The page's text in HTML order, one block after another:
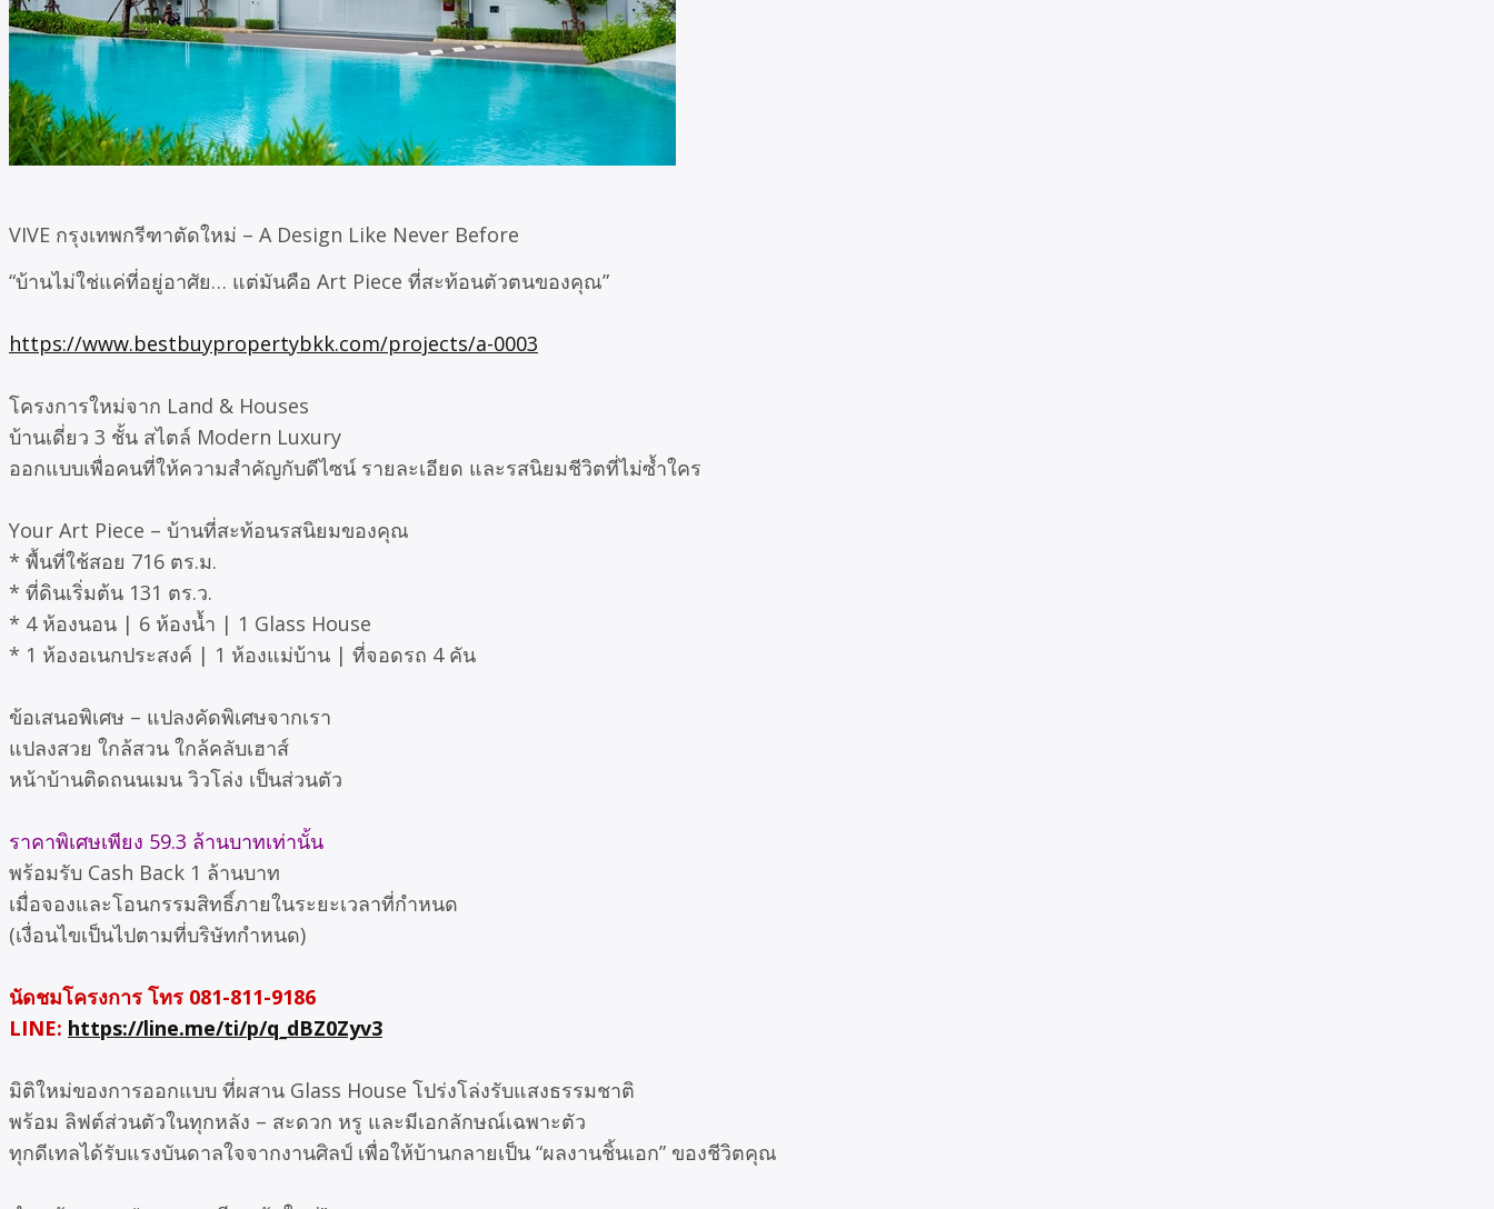
VIVE กรุงเทพกรีฑาตัดใหม่ – A Design Like Never Before
“บ้านไม่ใช่แค่ที่อยู่อาศัย… แต่มันคือ Art Piece ที่สะท้อนตัวตนของคุณ”
https://www.bestbuypropertybkk.com/projects/a-0003
โครงการใหม่จาก Land & Houses
บ้านเดี่ยว 3 ชั้น สไตล์ Modern Luxury
ออกแบบเพื่อคนที่ให้ความสำคัญกับดีไซน์ รายละเอียด และรสนิยมชีวิตที่ไม่ซ้ำใคร
Your Art Piece – บ้านที่สะท้อนรสนิยมของคุณ
* พื้นที่ใช้สอย 716 ตร.ม.
* ที่ดินเริ่มต้น 131 ตร.ว.
* 4 ห้องนอน | 6 ห้องน้ำ | 1 Glass House
* 1 ห้องอเนกประสงค์ | 1 ห้องแม่บ้าน | ที่จอดรถ 4 คัน
ข้อเสนอพิเศษ – แปลงคัดพิเศษจากเรา
แปลงสวย ใกล้สวน ใกล้คลับเฮาส์
หน้าบ้านติดถนนเมน วิวโล่ง เป็นส่วนตัว
ราคาพิเศษเพียง 59.3 ล้านบาทเท่านั้น
พร้อมรับ Cash Back 1 ล้านบาท
เมื่อจองและโอนกรรมสิทธิ์ภายในระยะเวลาที่กำหนด
(เงื่อนไขเป็นไปตามที่บริษัทกำหนด)
นัดชมโครงการ โทร 081-811-9186
LINE: https://line.me/ti/p/q_dBZ0Zyv3
มิติใหม่ของการออกแบบ ที่ผสาน Glass House โปร่งโล่งรับแสงธรรมชาติ
พร้อม ลิฟต์ส่วนตัวในทุกหลัง – สะดวก หรู และมีเอกลักษณ์เฉพาะตัว
ทุกดีเทลได้รับแรงบันดาลใจจากงานศิลป์ เพื่อให้บ้านกลายเป็น “ผลงานชิ้นเอก” ของชีวิตคุณ